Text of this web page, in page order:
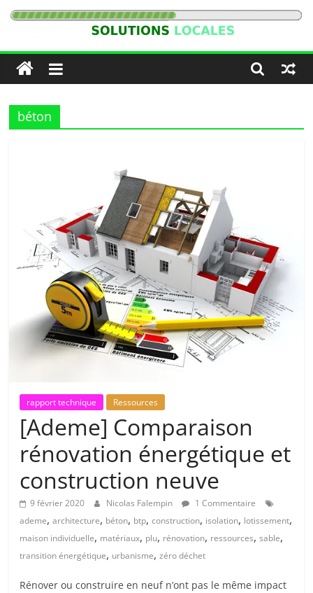
Passer
Solutions
Locales
béton
rapport technique Ressources
[Ademe] Comparaison
rénovation énergétique et
construction neuve
9 février 2020 Nicolas Falempin
1 Commentaire
ademe,architecture, béton, btp,construction, isolation, lotissement,
maison individuelle, matériaux, plu, rénovation, ressources,sable,
transition énergétique, urbanisme,zéro déchet
Rénover ou construire en neuf n’ont pas le même impact